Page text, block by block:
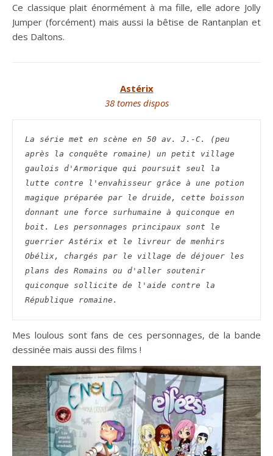
Ce classique plait énormément à ma fille, elle adore Jolly
Jumper (forcément) mais aussi la bêtise de Rantanplan et
des Daltons.
Astérix
38 tomes dispos
La série met en scène en 50 av. J.-C. (peu
après la conquête romaine) un petit village
gaulois d'Armorique qui poursuit seul la
lutte contre l'envahisseur grâce à une potion
magique préparée par le druide, cette boisson
donnant une force surhumaine à quiconque en
boit. Les personnages principaux sont le
guerrier Astérix et le livreur de menhirs
Obélix, chargés par le village de déjouer les
plans des Romains ou d'aller soutenir
quiconque sollicite de l'aide contre la
République romaine.
Mes loulous sont fans de ces personnages, de la bande
dessinée mais aussi des films !